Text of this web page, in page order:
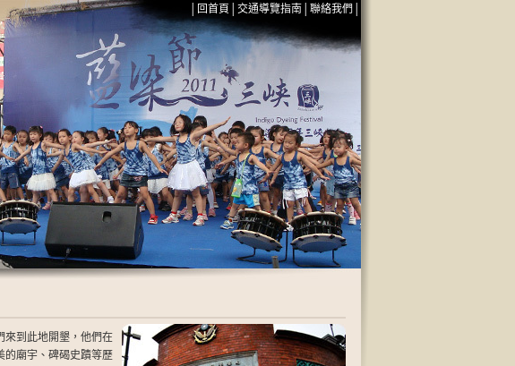
回首頁 交通導覽指南 聯絡我們
來到此地開墾，他們在
的廟宇、碑碣史蹟等歷